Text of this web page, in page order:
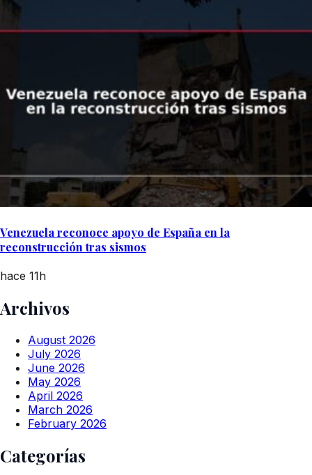
Venezuela reconoce apoyo de España en la
reconstrucción tras sismos
hace 11h
Archivos
August 2026
July 2026
June 2026
May 2026
April 2026
March 2026
February 2026
Categorías